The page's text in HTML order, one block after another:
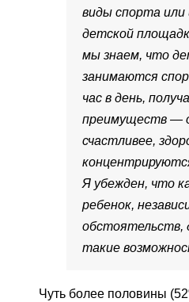
виды спорта или
детской
мы знаем, что
занимаются
час в день,
преимуществ —
счастливее,
Я убежден, что
ребенок,
обстоятельств,
такие
Чуть более половины